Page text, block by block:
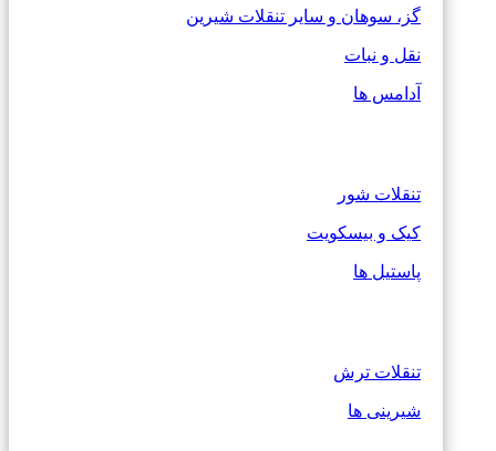
گز، سوهان و سایر تنقلات شیرین
نقل و نبات
آدامس ها
تنقلات شور
کیک و بیسکویت
پاستیل ها
تنقلات ترش
شیرینی ها